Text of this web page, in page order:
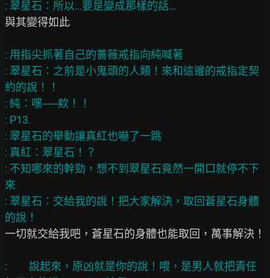
與其變得如此
: 用指尖抓著自己的薔薇戒指向純喊著
: 翠星石：之前是小鬼頭的人類！來和這邊的戒指定契
約的說！！
: 純：嘿──欸！！
: P13.
: 翠星石的舉動讓真紅也嚇了一跳
: 真紅：翠星石！？
: 不知哪來的幹勁，想不到翠星石竟然一開口就停不下
來
: 翠星石：交給我的說！把大家解決，取回蒼星石身體
一切就交給我吧，蒼星石的身體也能取回，萬事解決！
:         說起來，原凶就是你的說！喂，是男人就把責任